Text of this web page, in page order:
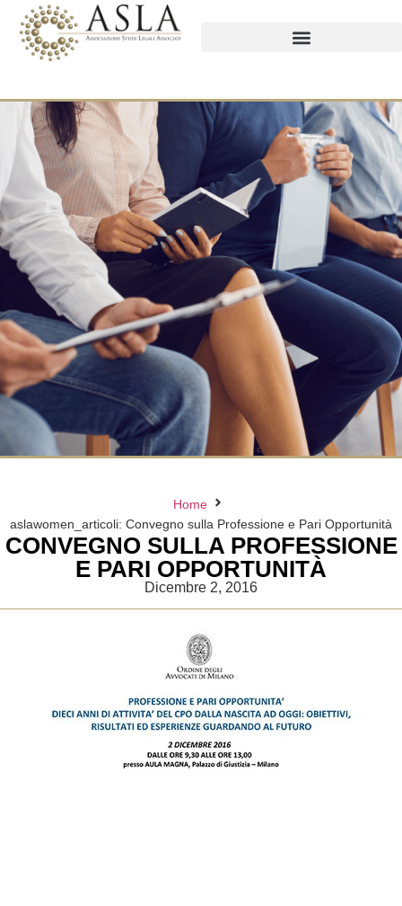
Home
aslawomen_articoli: Convegno sulla Professione e Pari Opportunità
CONVEGNO SULLA PROFESSIONE
E PARI OPPORTUNITÀ
Dicembre 2, 2016